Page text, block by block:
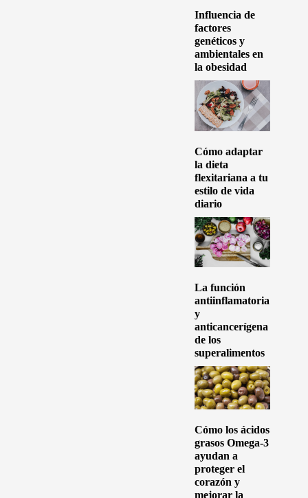
Influencia de
factores
genéticos y
ambientales en
la obesidad
Cómo adaptar
la dieta
flexitariana a tu
estilo de vida
diario
La función
antiinflamatoria
y
anticancerígena
de los
superalimentos
Cómo los ácidos
grasos Omega-3
ayudan a
proteger el
corazón y
mejorar la